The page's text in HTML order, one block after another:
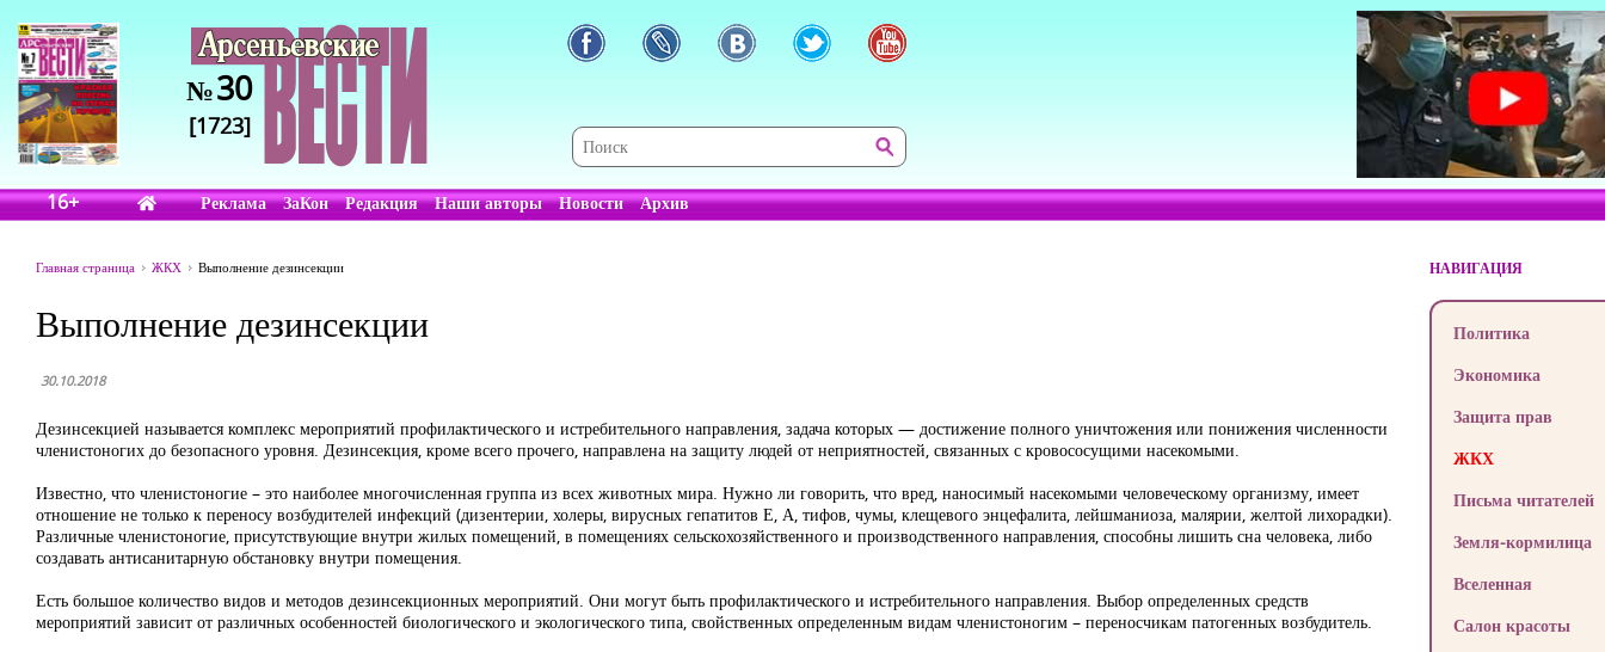
№30
[1723]
16+ Реклама ЗаКон Редакция Наши авторы Новости Архив
Главная страница ЖКХ Выполнение дезинсекции
Выполнение дезинсекции
30.10.2018
Дезинсекцией называется комплекс мероприятий профилактического и истребительного направления, задача которых — достижение полного уничтожения или понижения численности
членистоногих до безопасного уровня. Дезинсекция, кроме всего прочего, направлена на защиту людей от неприятностей, связанных с кровососущими насекомыми.
Известно, что членистоногие – это наиболее многочисленная группа из всех животных мира. Нужно ли говорить, что вред, наносимый насекомыми человеческому организму, имеет
отношение не только к переносу возбудителей инфекций (дизентерии, холеры, вирусных гепатитов Е, А, тифов, чумы, клещевого энцефалита, лейшманиоза, малярии, желтой лихорадки).
Различные членистоногие, присутствующие внутри жилых помещений, в помещениях сельскохозяйственного и производственного направления, способны лишить сна человека, либо
создавать антисанитарную обстановку внутри помещения.
Есть большое количество видов и методов дезинсекционных мероприятий. Они могут быть профилактического и истребительного направления. Выбор определенных средств
мероприятий зависит от различных особенностей биологического и экологического типа, свойственных определенным видам членистоногим – переносчикам патогенных возбудитель.
НАВИГАЦИЯ
Политика
Экономика
Защита прав
ЖКХ
Письма читателей
Земля-кормилица
Вселенная
Салон красоты